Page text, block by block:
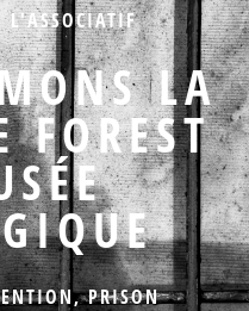
L'ASSOCIATIF
LA
FOREST
,PRISON